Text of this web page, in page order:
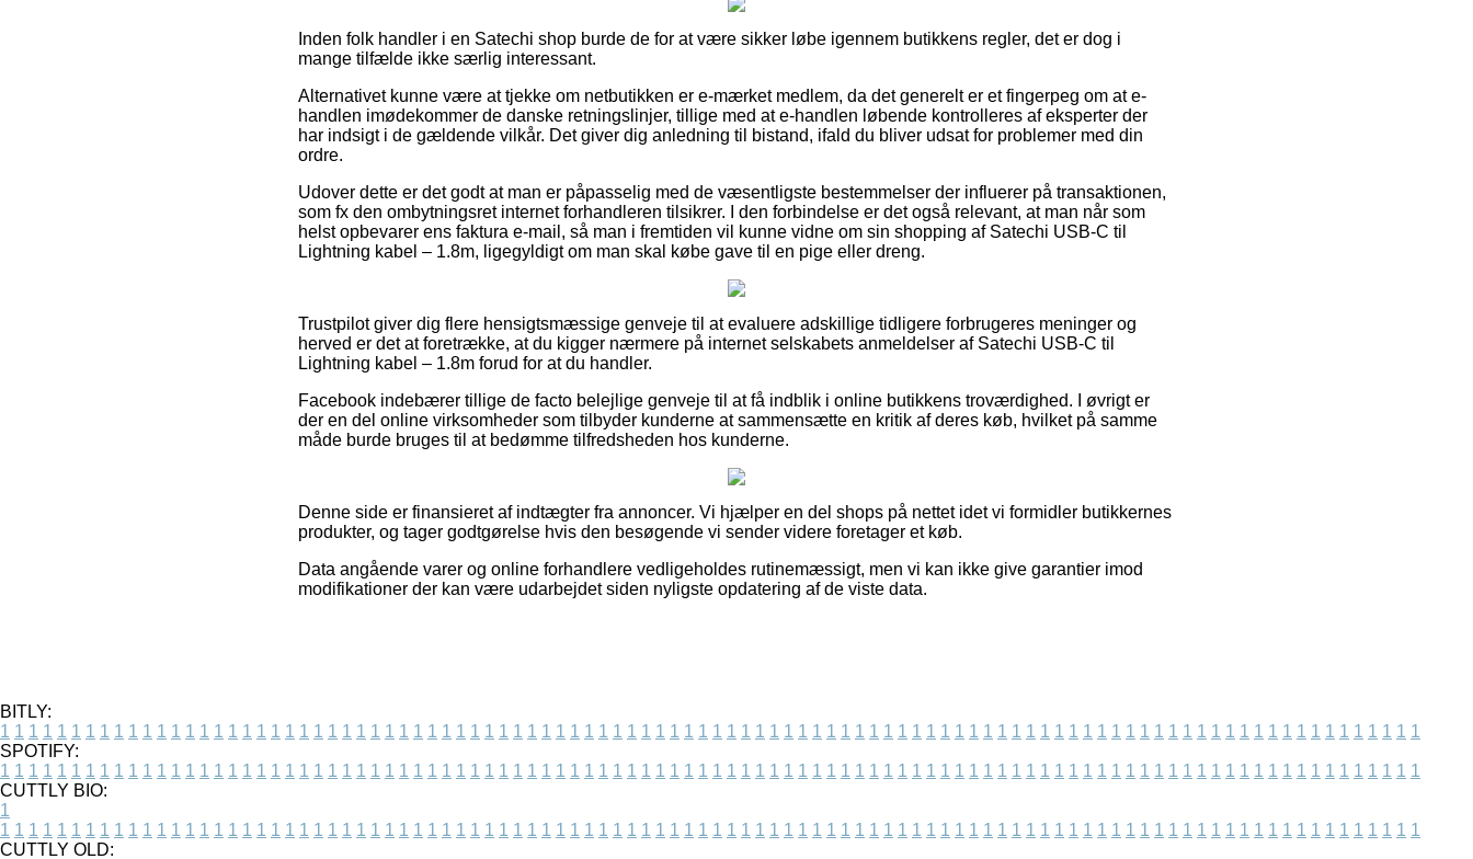
Inden folk handler i en Satechi shop burde de for at være sikker løbe igennem butikkens regler, det er dog i
mange tilfælde ikke særlig interessant.
Alternativet kunne være at tjekke om netbutikken er e-mærket medlem, da det generelt er et fingerpeg om at e-
handlen imødekommer de danske retningslinjer, tillige med at e-handlen løbende kontrolleres af eksperter der
har indsigt i de gældende vilkår. Det giver dig anledning til bistand, ifald du bliver udsat for problemer med din
ordre.
Udover dette er det godt at man er påpasselig med de væsentligste bestemmelser der influerer på transaktionen,
som fx den ombytningsret internet forhandleren tilsikrer. I den forbindelse er det også relevant, at man når som
helst opbevarer ens faktura e-mail, så man i fremtiden vil kunne vidne om sin shopping af Satechi USB-C til
Lightning kabel – 1.8m, ligegyldigt om man skal købe gave til en pige eller dreng.
Trustpilot giver dig flere hensigtsmæssige genveje til at evaluere adskillige tidligere forbrugeres meninger og
herved er det at foretrække, at du kigger nærmere på internet selskabets anmeldelser af Satechi USB-C til
Lightning kabel – 1.8m forud for at du handler.
Facebook indebærer tillige de facto belejlige genveje til at få indblik i online butikkens troværdighed. I øvrigt er
der en del online virksomheder som tilbyder kunderne at sammensætte en kritik af deres køb, hvilket på samme
måde burde bruges til at bedømme tilfredsheden hos kunderne.
Denne side er finansieret af indtægter fra annoncer. Vi hjælper en del shops på nettet idet vi formidler butikkernes
produkter, og tager godtgørelse hvis den besøgende vi sender videre foretager et køb.
Data angående varer og online forhandlere vedligeholdes rutinemæssigt, men vi kan ikke give garantier imod
modifikationer der kan være udarbejdet siden nyligste opdatering af de viste data.
BITLY:
1 1 1 1 1 1 1 1 1 1 1 1 1 1 1 1 1 1 1 1 1 1 1 1 1 1 1 1 1 1 1 1 1 1 1 1 1 1 1 1 1 1 1 1 1 1 1 1 1 1 1 1 1 1 1 1 1 1 1 1 1 1 1 1 1 1 1 1 1 1 1 1 1 1 1 1 1 1 1 1 1 1 1 1 1 1 1 1 1 1 1 1 1 1 1 1 1 1 1 1
SPOTIFY:
1 1 1 1 1 1 1 1 1 1 1 1 1 1 1 1 1 1 1 1 1 1 1 1 1 1 1 1 1 1 1 1 1 1 1 1 1 1 1 1 1 1 1 1 1 1 1 1 1 1 1 1 1 1 1 1 1 1 1 1 1 1 1 1 1 1 1 1 1 1 1 1 1 1 1 1 1 1 1 1 1 1 1 1 1 1 1 1 1 1 1 1 1 1 1 1 1 1 1 1
CUTTLY BIO:
1
1 1 1 1 1 1 1 1 1 1 1 1 1 1 1 1 1 1 1 1 1 1 1 1 1 1 1 1 1 1 1 1 1 1 1 1 1 1 1 1 1 1 1 1 1 1 1 1 1 1 1 1 1 1 1 1 1 1 1 1 1 1 1 1 1 1 1 1 1 1 1 1 1 1 1 1 1 1 1 1 1 1 1 1 1 1 1 1 1 1 1 1 1 1 1 1 1 1 1 1
CUTTLY OLD: